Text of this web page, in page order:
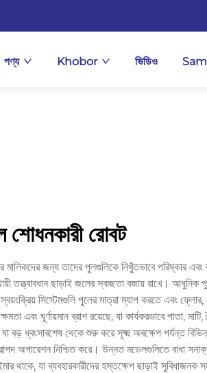
পণ্য Khobor ভিডিও
শোধনকারী রোবট
মালিকদের জন্য তাদের পুলগুলিকে নিখুঁতভাবে পরিষ্কার
তত্ত্বাবধান ছাড়াই জলের স্বচ্ছতা বজায় রাখে।
সিস্টেমগুলি পুলের মাত্রা ম্যাপ করতে এবং
এবং ঘূর্ণায়মান ব্রাশ রয়েছে, যা কার্যকরভাবে পাতা,
ধ্বংসাবশেষ থেকে শুরু করে সূক্ষ্ম অবক্ষেপ পর্যন্ত
অপারেশন নিশ্চিত করে। উন্নত মডেলগুলিতে বাধা
থাকে, যা ব্যবহারকারীদের হস্তক্ষেপ ছাড়াই